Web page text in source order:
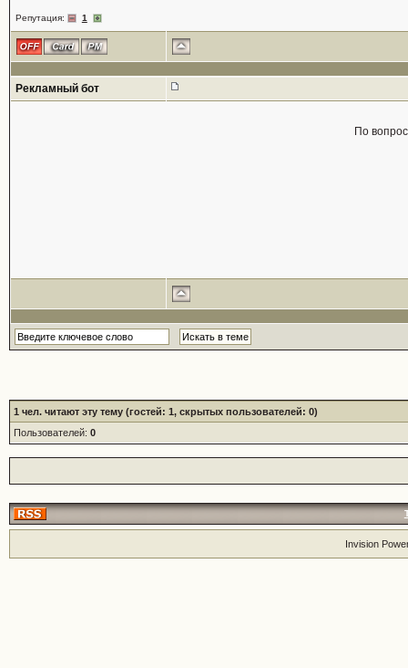
Репутация: 1
Рекламный бот
По
1 чел. читают эту тему (гостей: 1, скрытых пользователей: 0)
Пользователей: 0
Invision